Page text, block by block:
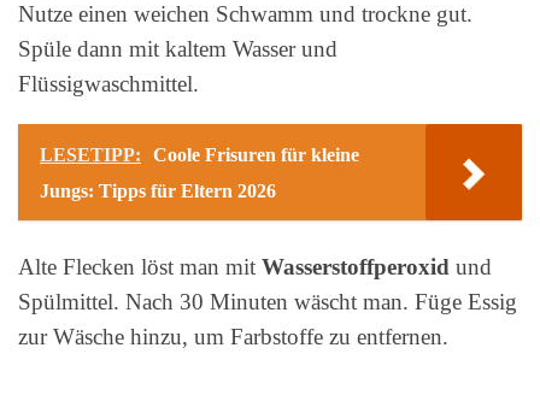
Nutze einen weichen Schwamm und trockne gut.
Spüle dann mit kaltem Wasser und
Flüssigwaschmittel.
LESETIPP:
Coole Frisuren für kleine
Jungs: Tipps für Eltern 2026
Alte Flecken löst man mit Wasserstoffperoxid und
Spülmittel. Nach 30 Minuten wäscht man. Füge Essig
zur Wäsche hinzu, um Farbstoffe zu entfernen.